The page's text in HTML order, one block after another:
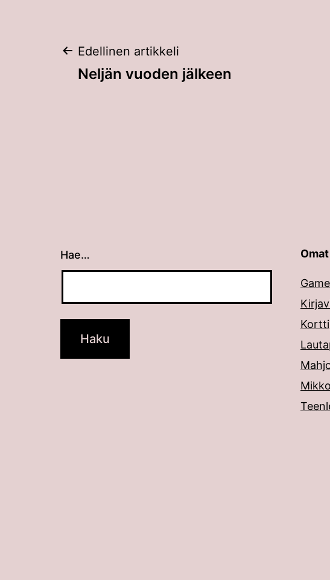
Artikkelien
Edellinen artikkeli
Neljän vuoden jälkeen
Hae…
Kun tuloksia tulee, voit selata niitä nuolinäppäimillä